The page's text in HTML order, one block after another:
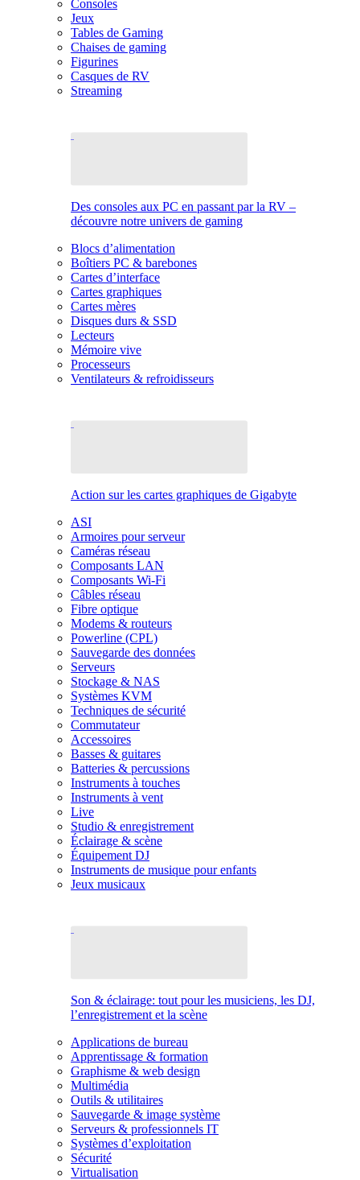
Consoles
Jeux
Tables de Gaming
Chaises de gaming
Figurines
Casques de RV
Streaming
Des consoles aux PC en passant par la RV –
découvre notre univers de gaming
Blocs d’alimentation
Boîtiers PC & barebones
Cartes d’interface
Cartes graphiques
Cartes mères
Disques durs & SSD
Lecteurs
Mémoire vive
Processeurs
Ventilateurs & refroidisseurs
Action sur les cartes graphiques de Gigabyte
ASI
Armoires pour serveur
Caméras réseau
Composants LAN
Composants Wi-Fi
Câbles réseau
Fibre optique
Modems & routeurs
Powerline (CPL)
Sauvegarde des données
Serveurs
Stockage & NAS
Systèmes KVM
Techniques de sécurité
Commutateur
Accessoires
Basses & guitares
Batteries & percussions
Instruments à touches
Instruments à vent
Live
Studio & enregistrement
Éclairage & scène
Équipement DJ
Instruments de musique pour enfants
Jeux musicaux
Son & éclairage: tout pour les musiciens, les DJ,
l’enregistrement et la scène
Applications de bureau
Apprentissage & formation
Graphisme & web design
Multimédia
Outils & utilitaires
Sauvegarde & image système
Serveurs & professionnels IT
Systèmes d’exploitation
Sécurité
Virtualisation